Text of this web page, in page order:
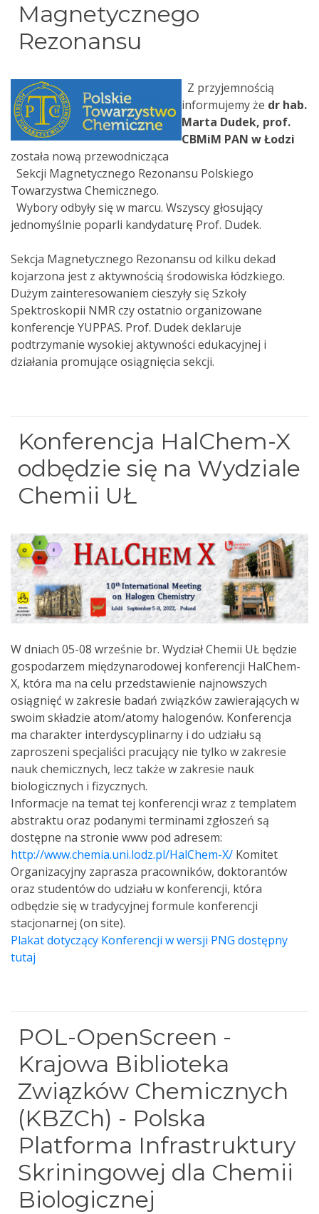
Magnetycznego
Rezonansu
Z przyjemnością
informujemy że dr hab.
Marta Dudek, prof.
CBMiM PAN w Łodzi
została nową przewodnicząca
Sekcji Magnetycznego Rezonansu Polskiego
Towarzystwa Chemicznego.
Wybory odbyły się w marcu. Wszyscy głosujący
jednomyślnie poparli kandydaturę Prof. Dudek.
Sekcja Magnetycznego Rezonansu od kilku dekad
kojarzona jest z aktywnością środowiska łódzkiego.
Dużym zainteresowaniem cieszyły się Szkoły
Spektroskopii NMR czy ostatnio organizowane
konferencje YUPPAS. Prof. Dudek deklaruje
podtrzymanie wysokiej aktywności edukacyjnej i
działania promujące osiągnięcia sekcji.
Konferencja HalChem-X
odbędzie się na Wydziale
Chemii UŁ
W dniach 05-08 wrześnie br. Wydział Chemii UŁ będzie
gospodarzem międzynarodowej konferencji HalChem-
X, która ma na celu przedstawienie najnowszych
osiągnięć w zakresie badań związków zawierających w
swoim składzie atom/atomy halogenów. Konferencja
ma charakter interdyscyplinarny i do udziału są
zaproszeni specjaliści pracujący nie tylko w zakresie
nauk chemicznych, lecz także w zakresie nauk
biologicznych i fizycznych.
Informacje na temat tej konferencji wraz z templatem
abstraktu oraz podanymi terminami zgłoszeń są
dostępne na stronie www pod adresem:
http://www.chemia.uni.lodz.pl/HalChem-X/ Komitet
Organizacyjny zaprasza pracowników, doktorantów
oraz studentów do udziału w konferencji, która
odbędzie się w tradycyjnej formule konferencji
stacjonarnej (on site).
Plakat dotyczący Konferencji w wersji PNG dostępny
tutaj
POL-OpenScreen -
Krajowa Biblioteka
Związków Chemicznych
(KBZCh) - Polska
Platforma Infrastruktury
Skriningowej dla Chemii
Biologicznej